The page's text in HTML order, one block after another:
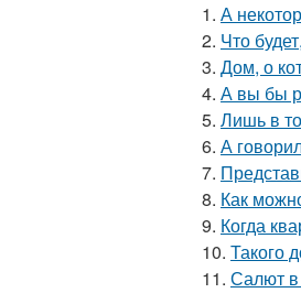
1. А
2. Что
3. Дом, о
4. А вы бы
5. Лишь в
6. А
7.
8. Как
9. Когда
10. Такого
11. Салют в